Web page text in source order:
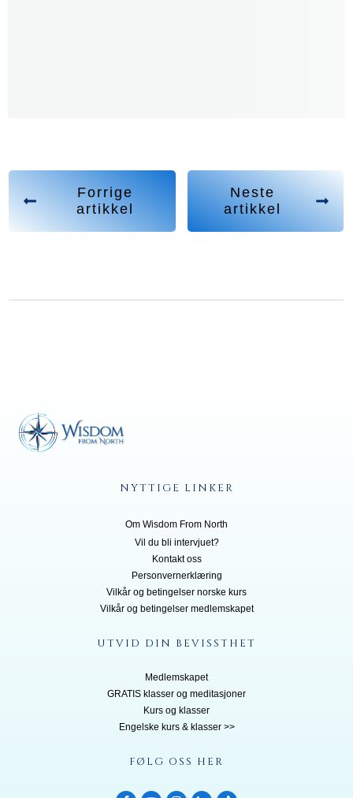
Forrige
artikkel
Neste
artikkel
NYTTIGE LINKER
Om Wisdom From North
Vil du bli intervjuet?
Kontakt oss
Personvernerklæring
Vilkår og betingelser norske kurs
Vilkår og betingelser medlemskapet
UTVID DIN BEVISSTHET
Medlemskapet
GRATIS klasser og meditasjoner
Kurs og klasser
Engelske kurs & klasser >>
FØLG OSS HER